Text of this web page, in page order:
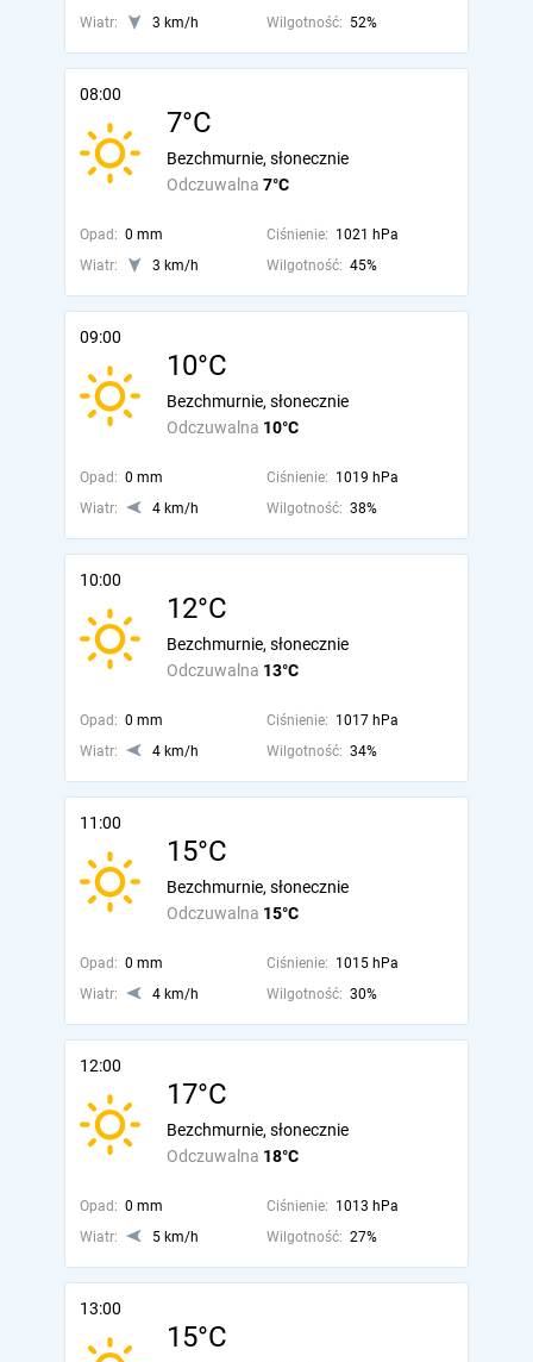
Wiatr: 3 km/h Wilgotność: 52%
08:00
7°C
Odczuwalna 7°C
Bezchmurnie, słonecznie
Opad: 0 mm Ciśnienie: 1021 hPa
Wiatr:
3 km/h Wilgotność: 45%
09:00
10°C
Odczuwalna 10°C
Bezchmurnie, słonecznie
Opad: 0 mm Ciśnienie: 1019 hPa
Wiatr:
4 km/h Wilgotność: 38%
10:00
12°C
Odczuwalna 13°C
Bezchmurnie, słonecznie
Opad: 0 mm Ciśnienie: 1017 hPa
Wiatr:
4 km/h Wilgotność: 34%
11:00
15°C
Odczuwalna 15°C
Bezchmurnie, słonecznie
Opad: 0 mm Ciśnienie: 1015 hPa
Wiatr:
4 km/h Wilgotność: 30%
12:00
17°C
Odczuwalna 18°C
Bezchmurnie, słonecznie
Opad: 0 mm Ciśnienie: 1013 hPa
Wiatr:
5 km/h Wilgotność: 27%
13:00
15°C